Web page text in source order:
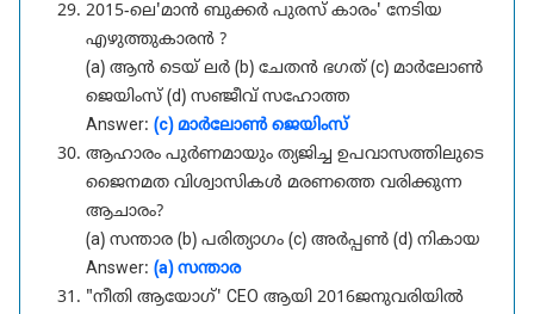
2015-ലെ'മാൻ ബുക്കർ പുരസ് കാരം' നേടിയ
എഴുത്തുകാരൻ ?
(a) ആൻ ടെയ് ലർ (b) ചേതൻ ഭഗത് (c) മാർലോൺ
ജെയിംസ് (d) സഞ്ജീവ് സഹോത്ത
Answer: (c) മാർലോൺ ജെയിംസ്
ആഹാരം പുർണമായും ത്യജിച്ച ഉപവാസത്തിലുടെ
ജൈനമത വിശ്വാസികൾ മരണത്തെ വരിക്കുന്ന
ആചാരം?
(a) സന്താര (b) പരിത്യാഗം (c) അർപ്പൺ (d) നികായ
Answer: (a) സന്താര
"നീതി ആയോഗ്' CEO ആയി 2016ജനുവരിയിൽ